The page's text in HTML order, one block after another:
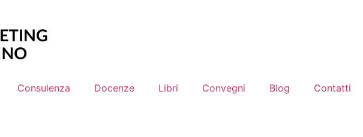
Consulenza Docenze Libri Convegni Blog Contatti